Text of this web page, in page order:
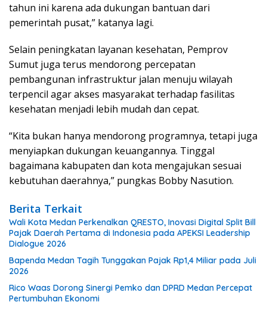
tahun ini karena ada dukungan bantuan dari
pemerintah pusat,” katanya lagi.
Selain peningkatan layanan kesehatan, Pemprov
Sumut juga terus mendorong percepatan
pembangunan infrastruktur jalan menuju wilayah
terpencil agar akses masyarakat terhadap fasilitas
kesehatan menjadi lebih mudah dan cepat.
“Kita bukan hanya mendorong programnya, tetapi juga
menyiapkan dukungan keuangannya. Tinggal
bagaimana kabupaten dan kota mengajukan sesuai
kebutuhan daerahnya,” pungkas Bobby Nasution.
Berita Terkait
Wali Kota Medan Perkenalkan QRESTO, Inovasi Digital Split Bill
Pajak Daerah Pertama di Indonesia pada APEKSI Leadership
Dialogue 2026
Bapenda Medan Tagih Tunggakan Pajak Rp1,4 Miliar pada Juli
2026
Rico Waas Dorong Sinergi Pemko dan DPRD Medan Percepat
Pertumbuhan Ekonomi